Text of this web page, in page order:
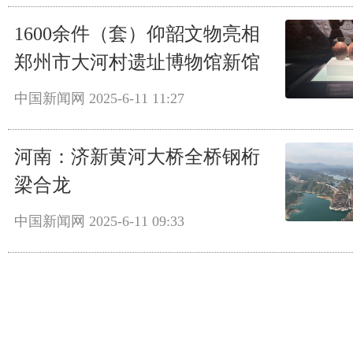
1600余件（套）仰韶文物亮相
郑州市大河村遗址博物馆新馆
中国新闻网 2025-6-11 11:27
河南：济新黄河大桥全桥钢桁
梁合龙
中国新闻网 2025-6-11 09:33